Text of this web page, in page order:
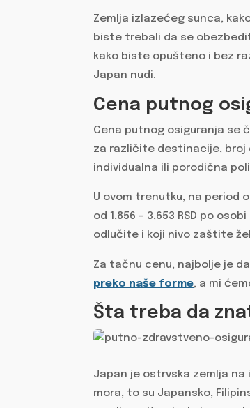
Zemlja izlazećeg sunca,
biste trebali da se
kako biste opušteno i bez
Japan nudi.
Cena putnog
Cena putnog osiguranja se
za različite destinacije, broj
individualna ili porodična
U ovom trenutku, na period
od 1,856 – 3,653 RSD po
odlučite i koji nivo zaštite
Za tačnu cenu, najbolje je da
preko naše forme, a mi
Šta treba da
Japan je ostrvska zemlja na
mora, to su Japansko,